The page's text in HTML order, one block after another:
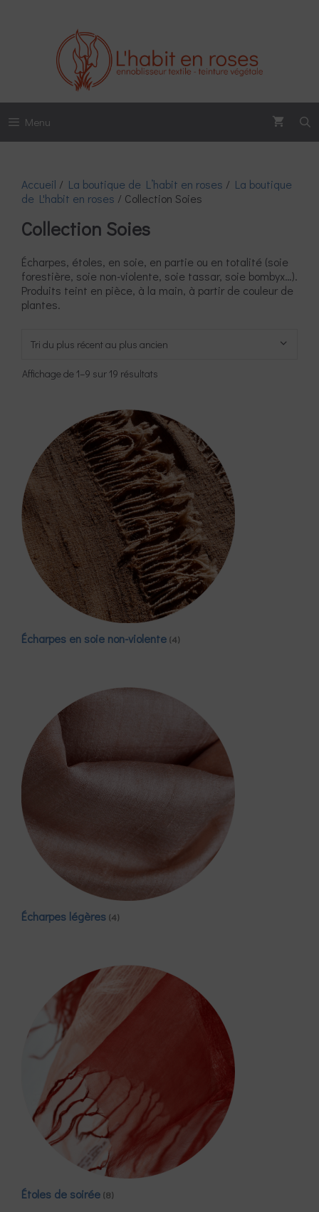
Menu
Accueil / La boutique de L’habit en roses / La boutique
de L'habit en roses / Collection Soies
Collection Soies
Écharpes, étoles, en soie, en partie ou en totalité (soie
forestière, soie non-violente, soie tassar, soie bombyx…).
Produits teint en pièce, à la main, à partir de couleur de
plantes.
Affichage de 1–9 sur 19 résultats
récent
au
plus
ancien
Écharpes en soie non-violente (4)
Écharpes légères (4)
Étoles de soirée (8)